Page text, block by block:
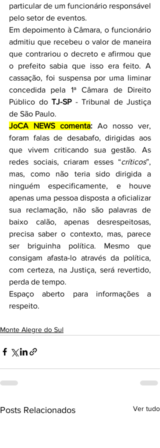
particular de um funcionário responsável
pelo setor de eventos.
Em depoimento à Câmara, o funcionário
admitiu que recebeu o valor de maneira
que contrariou o decreto e afirmou que
o prefeito sabia que isso era feito. A
cassação, foi suspensa por uma liminar
concedida pela 1ª Câmara de Direito
Público do TJ-SP - Tribunal de Justiça
de São Paulo.
JoCA NEWS comenta: Ao nosso ver,
foram falas de desabafo, dirigidas aos
que vivem criticando sua gestão. As
redes sociais, criaram esses “críticos”,
mas, como não teria sido dirigida a
ninguém especificamente, e houve
apenas uma pessoa disposta a oficializar
sua reclamação, não são palavras de
baixo calão, apenas desrespeitosas,
precisa saber o contexto, mas, parece
ser briguinha política. Mesmo que
consigam afasta-lo através da política,
com certeza, na Justiça, será revertido,
perda de tempo.
Espaço aberto para informações a
respeito.
Monte Alegre do Sul
Posts Relacionados Ver tudo